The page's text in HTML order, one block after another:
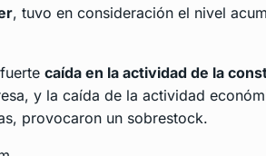
, tuvo en consideración el nivel
caída en la actividad de la
y la caída de la actividad
provocaron un sobrestock.